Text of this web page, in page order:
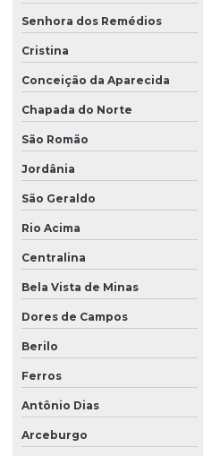
Senhora dos Remédios
Cristina
Conceição da Aparecida
Chapada do Norte
São Romão
Jordânia
São Geraldo
Rio Acima
Centralina
Bela Vista de Minas
Dores de Campos
Berilo
Ferros
Antônio Dias
Arceburgo